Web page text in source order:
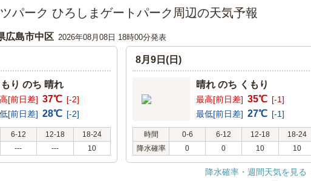
パーク ひろしまゲートパーク周辺の天気予報
広島市中区 2026年08月08日 18時00分発表
もり のち 晴れ
[前日差] 37℃ [-2]
[前日差] 28℃ [-2]
6-12 12-18
18-24
--- --- 10
8月9日(日)
晴れ のち くもり
最高[前日差] 35℃ [-1]
最低[前日差] 27℃ [-1]
時間 0-6 6-12 12-18
18-24
降水確率
0 0 10 10
降水確率・週間天気を見る